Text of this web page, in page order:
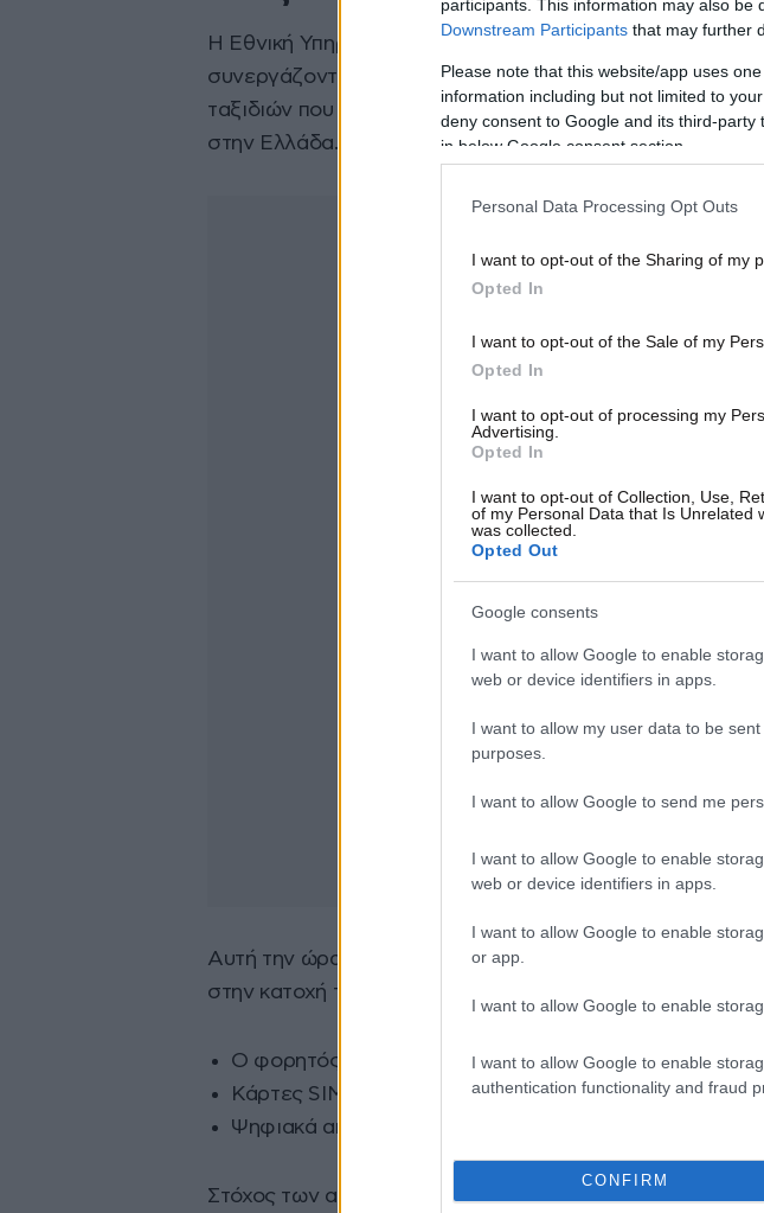
participants. This information may also be
Downstream Participants that may further
Please note that this website/app uses
information including but not limited to
deny consent to Google and its third-
in below Google consent section.
Personal Data Processing Opt Outs
I want to opt-out of the Sharing of my
Opted In
I want to opt-out of the Sale of my
Opted In
I want to opt-out of processing my
Advertising.
Opted In
I want to opt-out of Collection, Use,
of my Personal Data that Is Unrelated
was collected.
Opted Out
Google consents
I want to allow Google to enable
web or device identifiers in apps.
I want to allow my user data to be
purposes.
I want to allow Google to send me
I want to allow Google to enable
web or device identifiers in apps.
I want to allow Google to enable
or app.
I want to allow Google to enable
I want to allow Google to enable
authentication functionality and fraud
CONFIRM
Η Εθνική Υπηρεσία Πληροφοριών (ΕΥΠ) και η
συνεργάζονται για την πλήρη χαρτογράφηση των
ταξιδιών που πραγματοποίησε ο αλλοδαπός κατά τη
στην Ελλάδα.
Αυτή την ώρα, οι αναλυτές εξετάζουν εξονυχιστικά τα
στην κατοχή του και κατασχέθηκαν. Στο επίκεντρο της
Ο φορητός ηλεκτρονικός υπολογιστής του.
Κάρτες SIM και τηλεφωνικές συσκευές.
Ψηφιακά αποθηκευτικά μέσα.
Στόχος των αρχών είναι να προσδιοριστεί ο ακριβής